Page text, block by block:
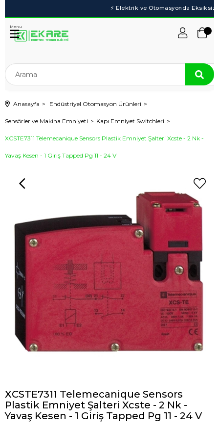
Menu
Anasayfa Endüstriyel Otomasyon Ürünleri
Sensörler ve Makina Emniyeti Kapı Emniyet Switchleri
XCSTE7311 Telemecanique Sensors Plastik Emniyet Şalteri Xcste - 2 Nk -
Yavaş Kesen - 1 Giriş Tapped Pg 11 - 24 V
XCSTE7311 Telemecanique Sensors
Plastik Emniyet Şalteri Xcste - 2 Nk -
Yavaş Kesen - 1 Giriş Tapped Pg 11 - 24 V